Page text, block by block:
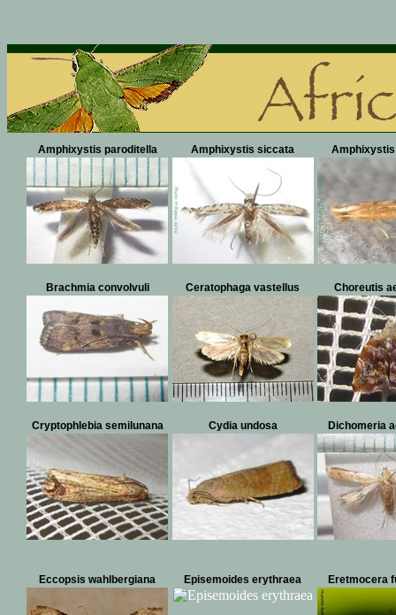
Amphixystis paroditella Amphixystis siccata
Brachmia convolvuli Ceratophaga vastellus Choreutis
Cryptophlebia semilunana Cydia undosa Dichomeria
Eccopsis wahlbergiana Episemoides erythraea Eretmocera